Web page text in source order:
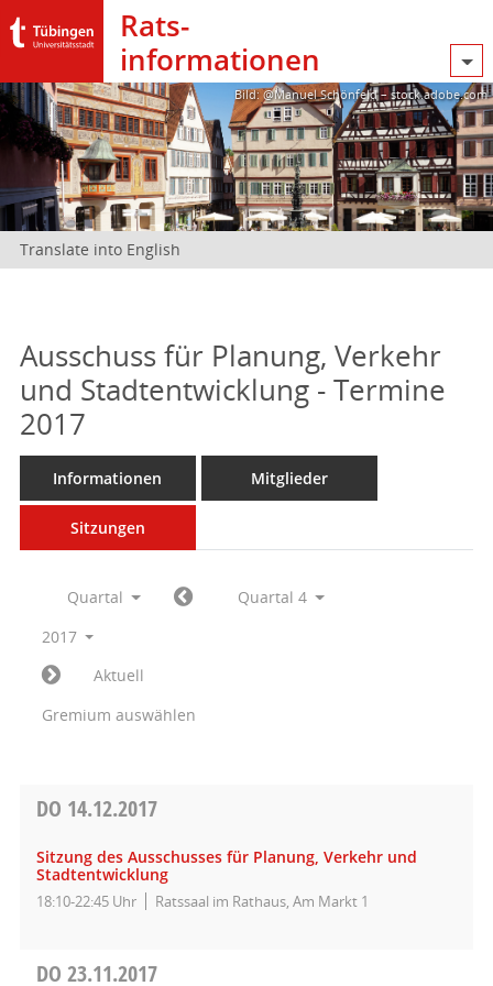
Rats­
informationen
Bild: @Manuel Schönfeld – stock.adobe.com
Translate into English
Ausschuss für Planung, Verkehr
und Stadtentwicklung - Termine
2017
Informationen Mitglieder
Sitzungen
Quartal
Quartal 4
2017
Aktuell
Gremium auswählen
DO 14.12.2017
Sitzung des Ausschusses für Planung, Verkehr und
Stadtentwicklung
18:10-22:45 Uhr Ratssaal im Rathaus, Am Markt 1
DO 23.11.2017